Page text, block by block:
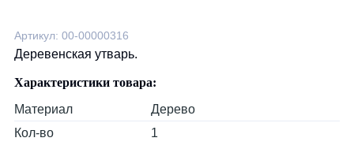
Артикул: 00-00000316
Деревенская утварь.
Характеристики товара:
Материал
Дерево
Кол-во
1